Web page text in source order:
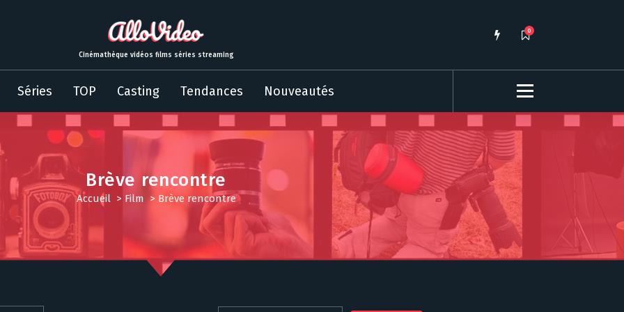
Cinémathèque vidéos films séries streaming
0
Séries TOP Casting Tendances Nouveautés
Brève rencontre
Accueil > Film > Brève rencontre